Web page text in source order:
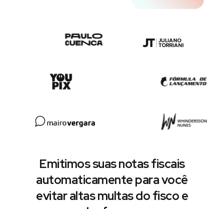
Emitimos suas notas fiscais
automaticamente para você
evitar altas multas do fisco e